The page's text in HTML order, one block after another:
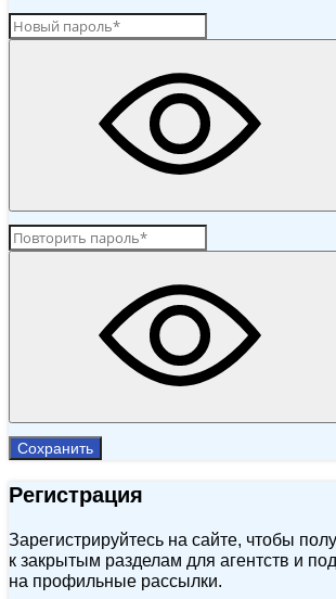
Сохранить
Регистрация
Зарегистрируйтесь на сайте, чтобы
к закрытым разделам для агентств и
на профильные рассылки.